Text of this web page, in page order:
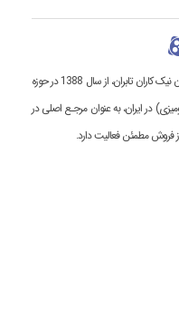
مرکز مینی کامپیوتر با نام رسمی تعاونی داده پردازی پیمان نیک کاران تابران، از سال 1388 در حوزه
در ایران، به عنوان مرجـع اصلی در
مطمئن فعالیت دارد.